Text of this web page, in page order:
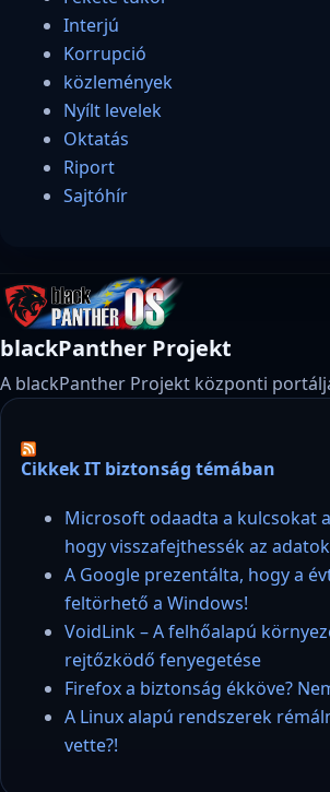
Interjú
Korrupció
közlemények
Nyílt levelek
Oktatás
Riport
Sajtóhír
blackPanther Projekt
A blackPanther Projekt központi
Cikkek IT biztonság témában
Microsoft odaadta a kulcsokat
hogy visszafejthessék az
A Google prezentálta, hogy a
feltörhető a Windows!
VoidLink – A felhőalapú
rejtőzködő fenyegetése
Firefox a biztonság ékköve?
A Linux alapú rendszerek
vette?!